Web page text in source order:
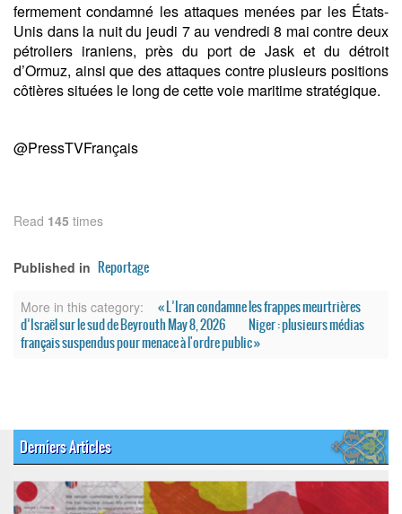
fermement condamné les attaques menées par les États-
Unis dans la nuit du jeudi 7 au vendredi 8 mai contre deux
pétroliers iraniens, près du port de Jask et du détroit
d’Ormuz, ainsi que des attaques contre plusieurs positions
côtières situées le long de cette voie maritime stratégique.
@PressTVFrançais
Read 145 times
Published in Reportage
More in this category:
« L’Iran condamne les frappes meurtrières
d’Israël sur le sud de Beyrouth May 8, 2026
Niger : plusieurs médias
français suspendus pour menace à l'ordre public »
Derniers Articles